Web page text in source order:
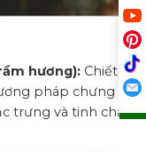
hương):Chiết
pháp chưng
trưng và tinh chất